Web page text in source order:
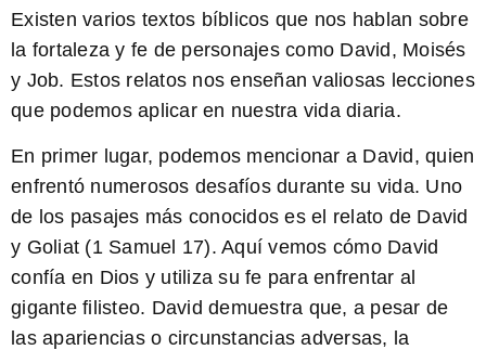
Existen varios textos bíblicos que nos hablan sobre
la fortaleza y fe de personajes como David, Moisés
y Job. Estos relatos nos enseñan valiosas lecciones
que podemos aplicar en nuestra vida diaria.
En primer lugar, podemos mencionar a David, quien
enfrentó numerosos desafíos durante su vida. Uno
de los pasajes más conocidos es el relato de David
y Goliat (1 Samuel 17). Aquí vemos cómo David
confía en Dios y utiliza su fe para enfrentar al
gigante filisteo. David demuestra que, a pesar de
las apariencias o circunstancias adversas, la